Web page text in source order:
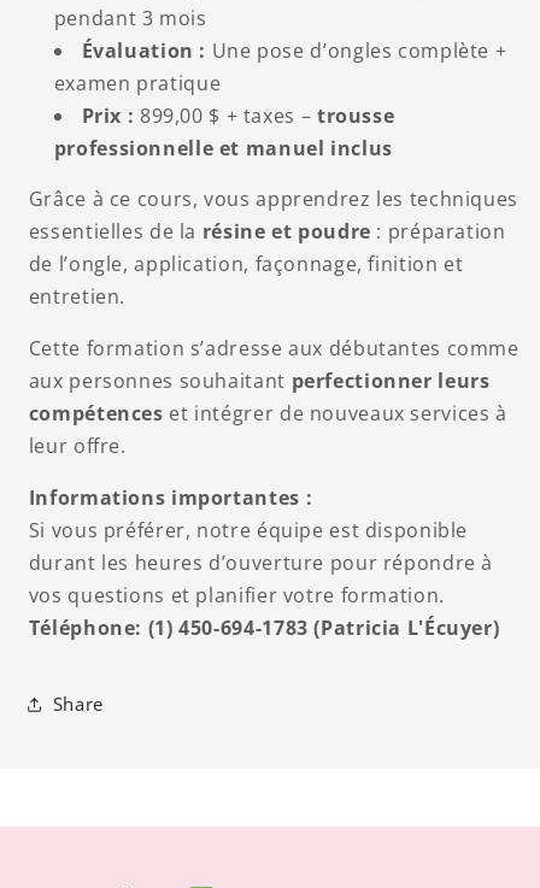
pendant 3 mois
Évaluation : Une pose d’ongles complète +
examen pratique
Prix : 899,00 $ + taxes – trousse
professionnelle et manuel inclus
Grâce à ce cours, vous apprendrez les techniques
essentielles de la résine et poudre : préparation
de l’ongle, application, façonnage, finition et
entretien.
Cette formation s’adresse aux débutantes comme
aux personnes souhaitant perfectionner leurs
compétences et intégrer de nouveaux services à
leur offre.
Informations importantes :
Si vous préférer, notre équipe est disponible
durant les heures d’ouverture pour répondre à
vos questions et planifier votre formation.
Téléphone: (1) 450-694-1783 (Patricia L'Écuyer)
Share